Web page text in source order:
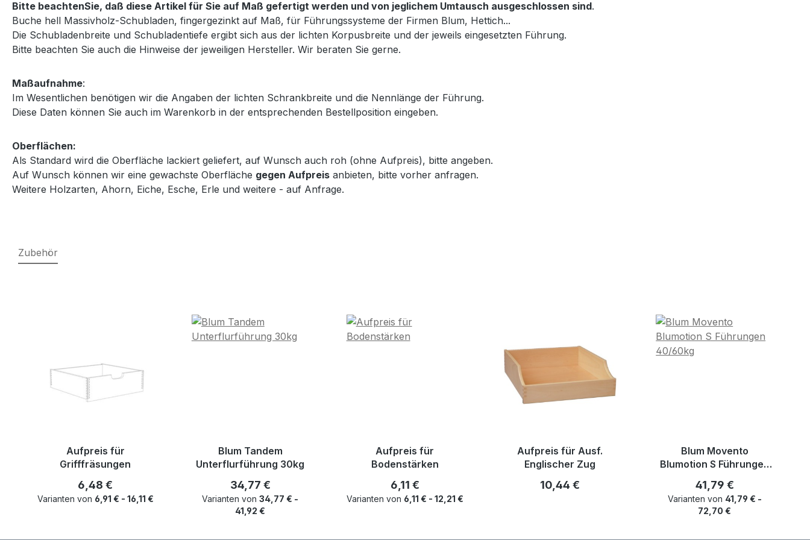
Bitte beachtenSie, daß diese Artikel für Sie auf Maß gefertigt werden und von jeglichem Umtausch ausgeschlossen sind.
Buche hell Massivholz-Schubladen, fingergezinkt auf Maß, für Führungssysteme der Firmen Blum, Hettich...
Die Schubladenbreite und Schubladentiefe ergibt sich aus der lichten Korpusbreite und der jeweils eingesetzten Führung.
Bitte beachten Sie auch die Hinweise der jeweiligen Hersteller. Wir beraten Sie gerne.
Maßaufnahme:
Im Wesentlichen benötigen wir die Angaben der lichten Schrankbreite und die Nennlänge der Führung.
Diese Daten können Sie auch im Warenkorb in der entsprechenden Bestellposition eingeben.
Oberflächen:
Als Standard wird die Oberfläche lackiert geliefert, auf Wunsch auch roh (ohne Aufpreis), bitte angeben.
Auf Wunsch können wir eine gewachste Oberfläche gegen Aufpreis anbieten, bitte vorher anfragen.
Weitere Holzarten, Ahorn, Eiche, Esche, Erle und weitere - auf Anfrage.
Zubehör
Aufpreis für
Grifffräsungen
Regulärer Preis:
6,48 €
Varianten von 6,91 € - 16,11 €
Blum Tandem
Unterflurführung 30kg
Regulärer Preis:
34,77 €
Varianten von34,77 € -
41,92 €
Aufpreis für
Bodenstärken
Regulärer Preis:
6,11 €
Varianten von 6,11 € - 12,21 €
Aufpreis für Ausf.
Englischer Zug
Regulärer Preis:
10,44 €
Blum Movento
Blumotion S Führungen
Regulärer Preis:
41,79 €
Varianten von 41,79 € -
72,70 €